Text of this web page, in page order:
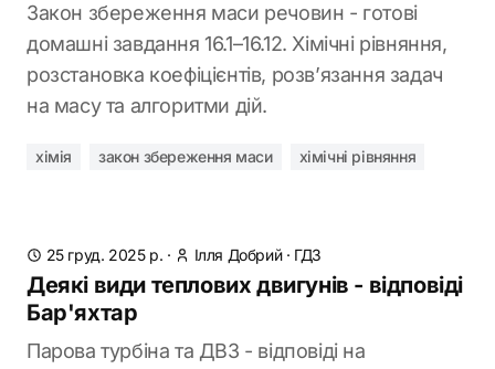
Закон збереження маси речовин - готові
домашні завдання 16.1–16.12. Хімічні рівняння,
розстановка коефіцієнтів, розв’язання задач
на масу та алгоритми дій.
хімія закон збереження маси хімічні рівняння
25 груд. 2025 р. · Ілля Добрий· ГДЗ
Деякі види теплових двигунів - відповіді
Бар'яхтар
Парова турбіна та ДВЗ - відповіді на